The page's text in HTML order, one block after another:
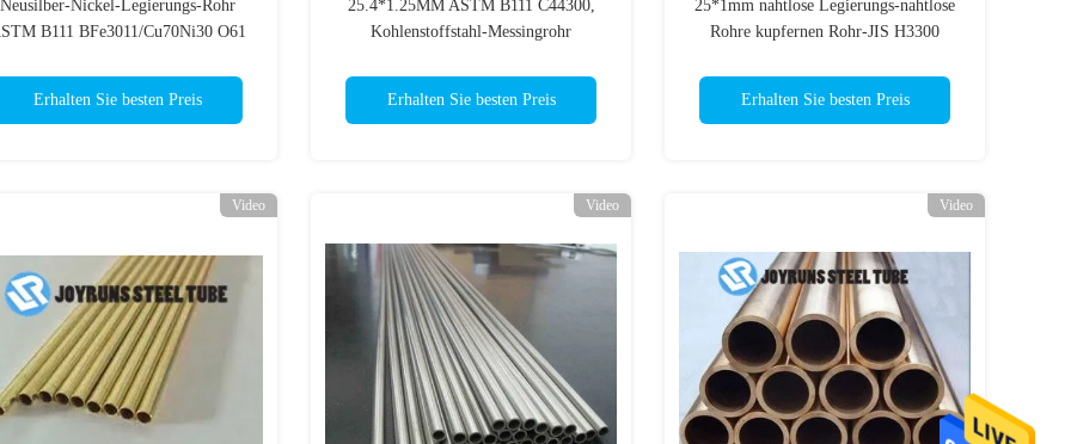
Neusilber-Nickel-Legierungs-Rohr
B111 BFe3011/Cu70Ni30 O61
Erhalten Sie besten Preis
25.4*1.25MM ASTM B111 C44300,
Kohlenstoffstahl-Messingrohr
Erhalten Sie besten Preis
25*1mm nahtlose Legierungs-nahtlose
Rohre kupfernen Rohr-JIS H3300
Erhalten Sie besten Preis
Video Video Video